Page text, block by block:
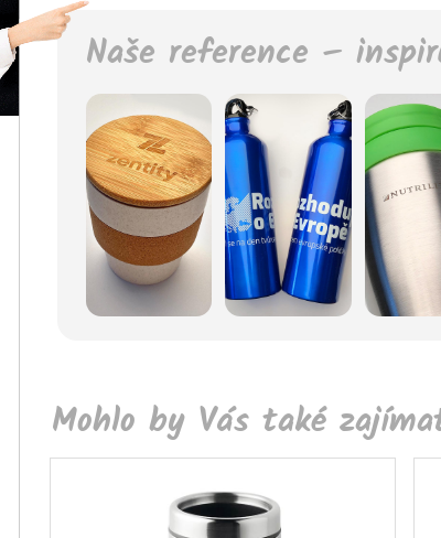
Naše reference –
Mohlo by Vás také